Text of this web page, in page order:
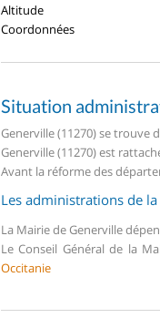
Altitude
Coordonnées
Situation
Generville (11270) se trouve
Generville (11270) est
Avant la réforme des
Les administrations de
La Mairie de Generville
Le Conseil Général de la
Occitanie